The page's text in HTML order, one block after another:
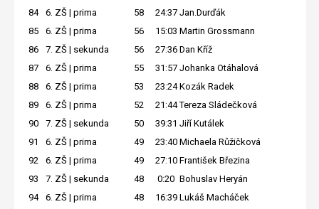
84
6. ZŠ | prima 58 24:37 Jan.Durďák
85
6. ZŠ | prima 56 15:03 Martin Grossmann
86
7. ZŠ | sekunda 56 27:36 Dan Kříž
87
6. ZŠ | prima 55 31:57 Johanka Otáhalová
88
6. ZŠ | prima 53 23:24 Kozák Radek
89
6. ZŠ | prima 52 21:44 Tereza Sládečková
90
7. ZŠ | sekunda 50 39:31 Jiří Kutálek
91
6. ZŠ | prima 49 23:40 Michaela Růžičková
92
6. ZŠ | prima 49 27:10 František Březina
93
7. ZŠ | sekunda 48 0:20 Bohuslav Heryán
94
6. ZŠ | prima 48 16:39 Lukáš Macháček